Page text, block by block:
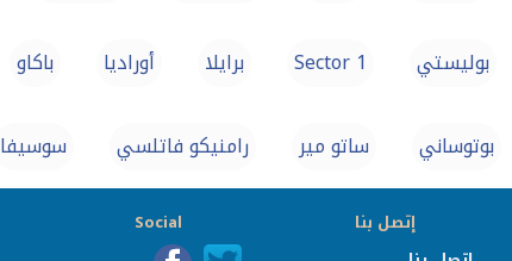
بوليستي Sector 1 برايلا أوراديا باكاو
بوتوساني ساتو مير رامنيكو فاتلسي سوسيفا
إتصل بنا Social